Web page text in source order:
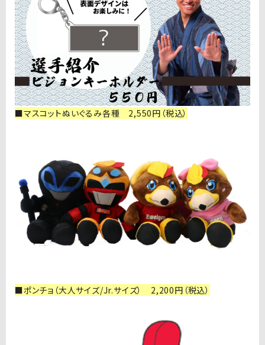
■マスコットぬいぐるみ各種 2,550円（税込）
■ポンチョ（大人サイズ/Jr.サイズ） 2,200円（税込）